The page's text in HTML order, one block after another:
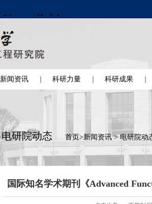
新闻资讯 科研力量 科研成果
电研院动态 首页>新闻资讯>电研院动
国际知名学术期刊《Advanced